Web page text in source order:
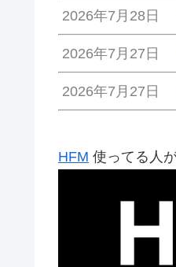
2026年7月28日
2026年7月27日
2026年7月27日
HFM 使ってる人